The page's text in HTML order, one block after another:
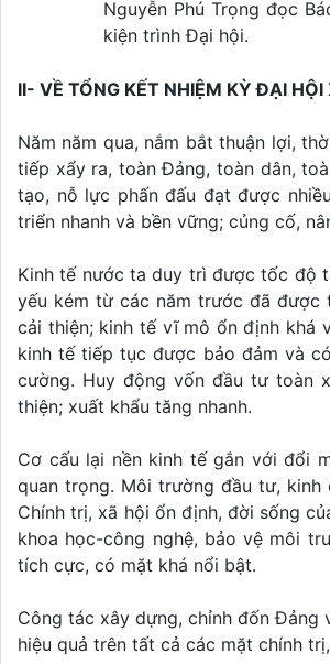
Nguyễn Phú Trọng đọc
kiện trình Đại hội.
II- VỀ TỔNG KẾT NHIỆM KỲ ĐẠI
Năm năm qua, nắm bắt thuận lợi,
tiếp xẩy ra, toàn Đảng, toàn dân,
tạo, nỗ lực phấn đấu đạt được
triển nhanh và bền vững; củng cố,
Kinh tế nước ta duy trì được tốc độ
yếu kém từ các năm trước đã
cải thiện; kinh tế vĩ mô ổn định khá
kinh tế tiếp tục được bảo đảm và
cường. Huy động vốn đầu tư toàn
thiện; xuất khẩu tăng nhanh.
Cơ cấu lại nền kinh tế gắn với đổi
quan trọng. Môi trường đầu tư,
Chính trị, xã hội ổn định, đời sống
khoa học-công nghệ, bảo vệ môi
tích cực, có mặt khá nổi bật.
Công tác xây dựng, chỉnh đốn
hiệu quả trên tất cả các mặt chính